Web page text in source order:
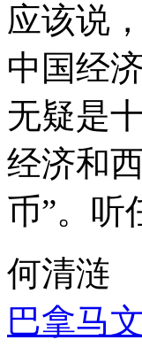
应该说
中国经
无疑是
经济和
币”。听
何清涟
巴拿马